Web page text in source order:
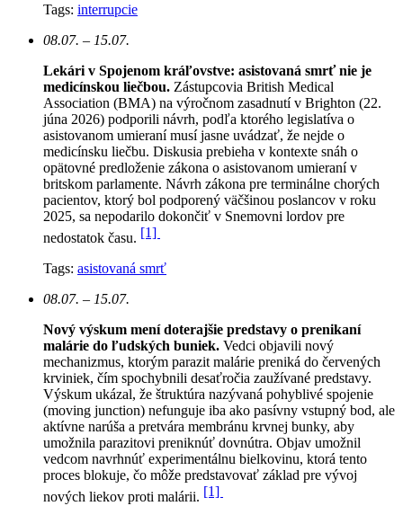
Tags: interrupcie
08.07. – 15.07.
Lekári v Spojenom kráľovstve: asistovaná smrť nie je
medicínskou liečbou. Zástupcovia British Medical
Association (BMA) na výročnom zasadnutí v Brighton (22.
júna 2026) podporili návrh, podľa ktorého legislatíva o
asistovanom umieraní musí jasne uvádzať, že nejde o
medicínsku liečbu. Diskusia prebieha v kontexte snáh o
opätovné predloženie zákona o asistovanom umieraní v
britskom parlamente. Návrh zákona pre terminálne chorých
pacientov, ktorý bol podporený väčšinou poslancov v roku
2025, sa nepodarilo dokončiť v Snemovni lordov pre
nedostatok času. [1]
Tags: asistovaná smrť
08.07. – 15.07.
Nový výskum mení doterajšie predstavy o prenikaní
malárie do ľudských buniek. Vedci objavili nový
mechanizmus, ktorým parazit malárie preniká do červených
krviniek, čím spochybnili desaťročia zaužívané predstavy.
Výskum ukázal, že štruktúra nazývaná pohyblivé spojenie
(moving junction) nefunguje iba ako pasívny vstupný bod, ale
aktívne narúša a pretvára membránu krvnej bunky, aby
umožnila parazitovi preniknúť dovnútra. Objav umožnil
vedcom navrhnúť experimentálnu bielkovinu, ktorá tento
proces blokuje, čo môže predstavovať základ pre vývoj
nových liekov proti malárii. [1]